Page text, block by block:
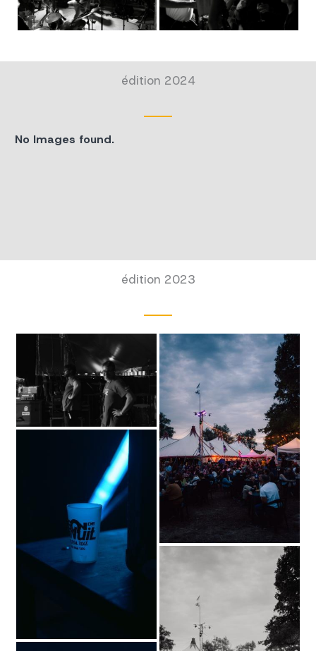
édition 2024
No Images found.
édition 2023